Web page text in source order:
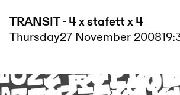
TRANSIT - 4 x stafett x 4
Thursday27 November 2008